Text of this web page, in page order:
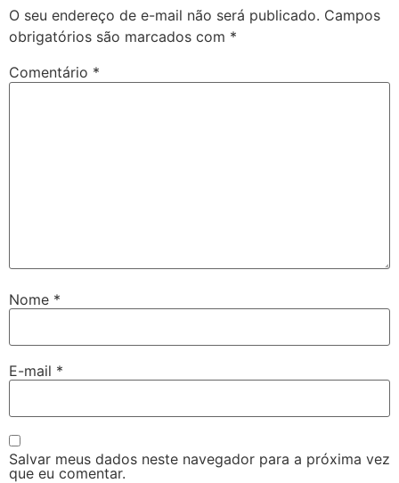
O seu endereço de e-mail não será publicado. Campos
obrigatórios são marcados com *
Comentário *
Nome *
E-mail *
Salvar meus dados neste navegador para a próxima vez
que eu comentar.